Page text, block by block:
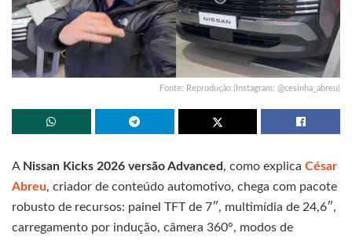
Fonte: Reprodução (Instagram: @cesinha_abreu)
A Nissan Kicks 2026 versão Advanced, como explica César
Abreu, criador de conteúdo automotivo, chega com pacote
robusto de recursos: painel TFT de 7″, multimídia de 24,6″,
carregamento por indução, câmera 360°, modos de